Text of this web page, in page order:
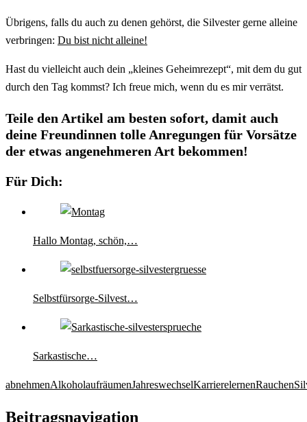
Übrigens, falls du auch zu denen gehörst, die Silvester gerne alleine
verbringen: Du bist nicht alleine!
Hast du vielleicht auch dein „kleines Geheimrezept“, mit dem du gut
durch den Tag kommst? Ich freue mich, wenn du es mir verrätst.
Teile den Artikel am besten sofort, damit auch
deine Freundinnen tolle Anregungen für Vorsätze
der etwas angenehmeren Art bekommen!
Für Dich:
Hallo Montag, schön,…
Selbstfürsorge-Silvest…
Sarkastische…
abnehmenAlkoholaufräumenJahreswechselKarrierelernenRauchen
Beitragsnavigation